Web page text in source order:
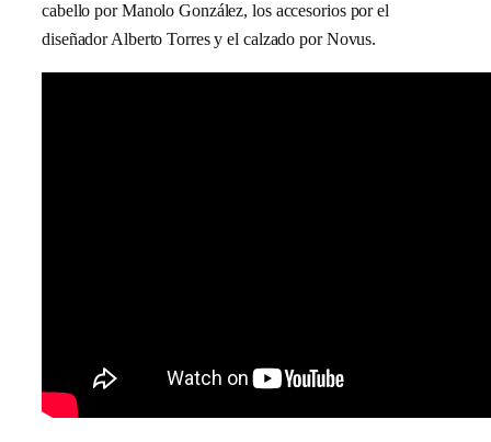
cabello por Manolo González, los accesorios por el
diseñador Alberto Torres y el calzado por Novus.